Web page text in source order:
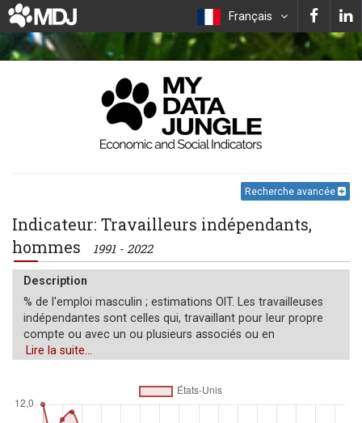
Français
Recherche avancée
Indicateur: Travailleurs indépendants,
hommes
1991 - 2022
Description
% de l'emploi masculin ; estimations OIT. Les travailleuses
indépendantes sont celles qui, travaillant pour leur propre
compte ou avec un ou plusieurs associés ou en
coopérative, effectuent le type de travail défini comme «
rémunération dépend directement des bénéfices tirés des
biens et services produits. Ce type de travailleuses
comprend quatre sous-catégories : employeurs, travailleurs
Lire la suite...